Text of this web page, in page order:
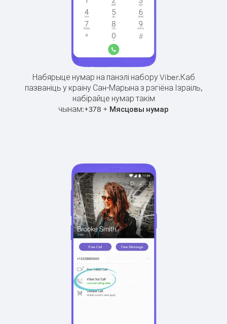
Набярыце нумар на панэлі набору Viber.Каб
пазваніць у краіну Сан-Марына з рэгіёна Ізраіль,
набірайце нумар такім
чынам:+378 + Мясцовы нумар